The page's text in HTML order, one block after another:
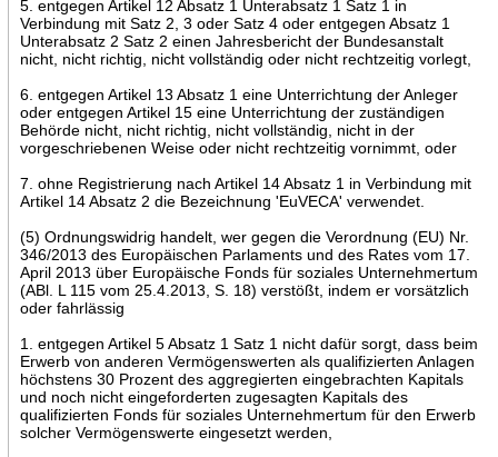
5. entgegen Artikel 12 Absatz 1 Unterabsatz 1 Satz 1 in
Verbindung mit Satz 2, 3 oder Satz 4 oder entgegen Absatz 1
Unterabsatz 2 Satz 2 einen Jahresbericht der Bundesanstalt
nicht, nicht richtig, nicht vollständig oder nicht rechtzeitig vorlegt,
6. entgegen Artikel 13 Absatz 1 eine Unterrichtung der Anleger
oder entgegen Artikel 15 eine Unterrichtung der zuständigen
Behörde nicht, nicht richtig, nicht vollständig, nicht in der
vorgeschriebenen Weise oder nicht rechtzeitig vornimmt, oder
7. ohne Registrierung nach Artikel 14 Absatz 1 in Verbindung mit
Artikel 14 Absatz 2 die Bezeichnung 'EuVECA' verwendet.
(5) Ordnungswidrig handelt, wer gegen die Verordnung (EU) Nr.
346/2013 des Europäischen Parlaments und des Rates vom 17.
April 2013 über Europäische Fonds für soziales Unternehmertum
(ABl. L 115 vom 25.4.2013, S. 18) verstößt, indem er vorsätzlich
oder fahrlässig
1. entgegen Artikel 5 Absatz 1 Satz 1 nicht dafür sorgt, dass beim
Erwerb von anderen Vermögenswerten als qualifizierten Anlagen
höchstens 30 Prozent des aggregierten eingebrachten Kapitals
und noch nicht eingeforderten zugesagten Kapitals des
qualifizierten Fonds für soziales Unternehmertum für den Erwerb
solcher Vermögenswerte eingesetzt werden,